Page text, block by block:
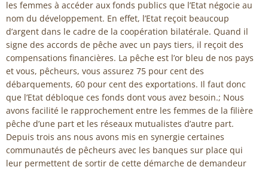
les femmes à accéder aux fonds publics que l’Etat négocie au
nom du développement. En effet, l’Etat reçoit beaucoup
d’argent dans le cadre de la coopération bilatérale. Quand il
signe des accords de pêche avec un pays tiers, il reçoit des
compensations financières. La pêche est l’or bleu de nos pays
et vous, pêcheurs, vous assurez 75 pour cent des
débarquements, 60 pour cent des exportations. Il faut donc
que l’Etat débloque ces fonds dont vous avez besoin.; Nous
avons facilité le rapprochement entre les femmes de la filière
pêche d’une part et les réseaux mutualistes d’autre part.
Depuis trois ans nous avons mis en synergie certaines
communautés de pêcheurs avec les banques sur place qui
leur permettent de sortir de cette démarche de demandeur